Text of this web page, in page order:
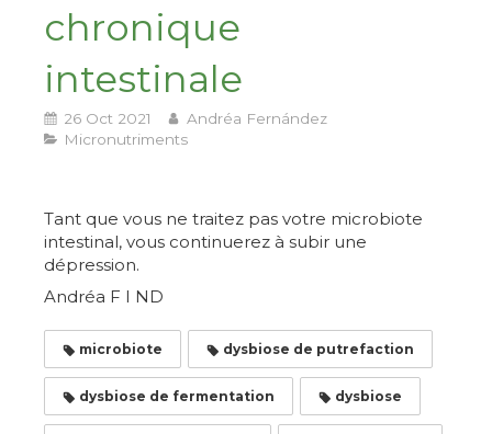
chronique
intestinale
26 Oct 2021
Andréa Fernández
Micronutriments
Tant que vous ne traitez pas votre microbiote
intestinal, vous continuerez à subir une
dépression.
Andréa F I ND
microbiote dysbiose de putrefaction
dysbiose de fermentation dysbiose